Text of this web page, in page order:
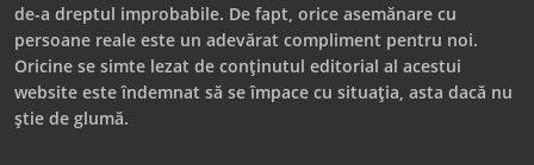
de-a dreptul improbabile. De fapt, orice asemănare cu
persoane reale este un adevărat compliment pentru noi.
Oricine se simte lezat de conținutul editorial al acestui
website este îndemnat să se împace cu situația, asta dacă nu
știe de glumă.